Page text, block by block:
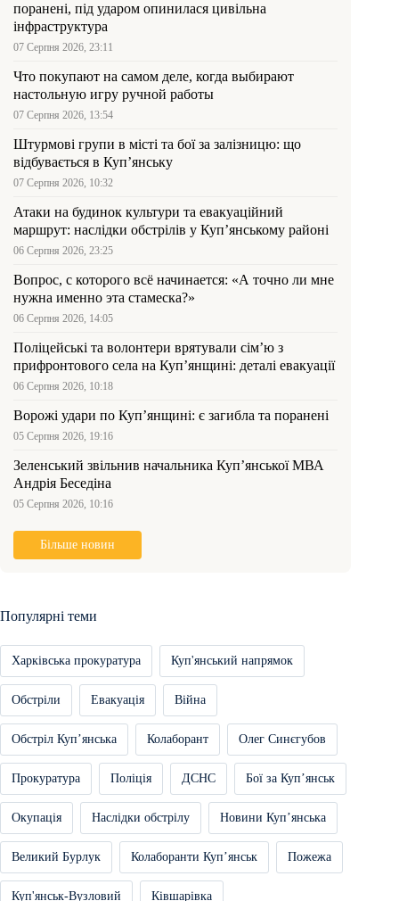
поранені, під ударом опинилася цивільна
інфраструктура
07 Серпня 2026, 23:11
Что покупают на самом деле, когда выбирают
настольную игру ручной работы
07 Серпня 2026, 13:54
Штурмові групи в місті та бої за залізницю: що
відбувається в Куп’янську
07 Серпня 2026, 10:32
Атаки на будинок культури та евакуаційний
маршрут: наслідки обстрілів у Куп’янському районі
06 Серпня 2026, 23:25
Вопрос, с которого всё начинается: «А точно ли мне
нужна именно эта стамеска?»
06 Серпня 2026, 14:05
Поліцейські та волонтери врятували сім’ю з
прифронтового села на Куп’янщині: деталі евакуації
06 Серпня 2026, 10:18
Ворожі удари по Куп’янщині: є загибла та поранені
05 Серпня 2026, 19:16
Зеленський звільнив начальника Купʼянської МВА
Андрія Беседіна
05 Серпня 2026, 10:16
Більше новин
Популярні теми
Харківська прокуратура Куп'янський напрямок
Обстріли Евакуація Війна
Обстріл Купʼянська Колаборант Олег Синєгубов
Прокуратура Поліція ДСНС Бої за Купʼянськ
Окупація Наслідки обстрілу Новини Купʼянська
Великий Бурлук Колаборанти Купʼянськ Пожежа
Куп'янськ-Вузловий Ківшарівка